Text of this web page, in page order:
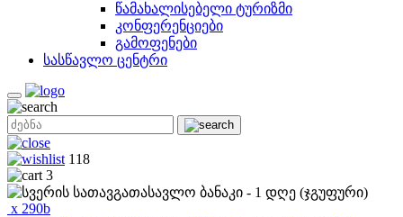
წამახალისებელი ტურიზმი
კონფერენციები
გამოფენები
სასწავლო ცენტრი
118
3
x 290b